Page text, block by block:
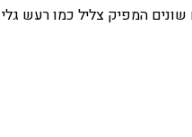
שונים המפיק צליל כמו רעש